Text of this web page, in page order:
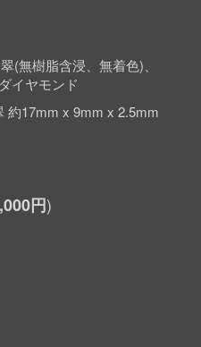
(無樹脂含浸、無着色)、
イヤモンド
約17mm x 9mm x 2.5mm
円